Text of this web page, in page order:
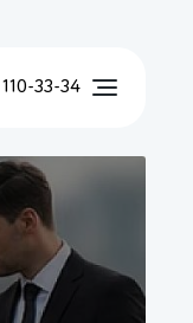
33-34